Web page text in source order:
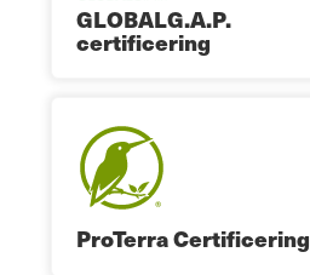
GLOBALG.A.P.
certificering
ProTerra Certificering